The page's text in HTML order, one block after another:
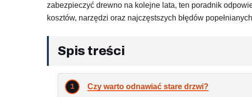
zabezpieczyć drewno na kolejne lata, ten poradnik
kosztów, narzędzi oraz najczęstszych błędów
Spis treści
Czy warto odnawiać stare drzwi?